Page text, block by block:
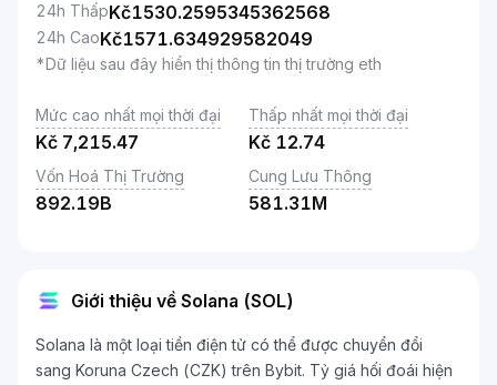
24h ThấpKč1530.2595345362568
24h CaoKč1571.634929582049
*Dữ liệu sau đây hiển thị thông tin thị trường eth
Mức cao nhất mọi thời đại
Kč 7,215.47
Thấp nhất mọi thời đại
Kč 12.74
Vốn Hoá Thị Trường
892.19B
Cung Lưu Thông
581.31M
Giới thiệu về Solana (SOL)
Solana là một loại tiền điện tử có thể được chuyển đổi
sang Koruna Czech (CZK) trên Bybit. Tỷ giá hối đoái hiện